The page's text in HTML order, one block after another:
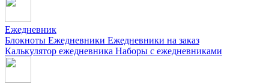
Ежедневник
Блокноты Ежедневники Ежедневники на заказ
Калькулятор ежедневника Наборы с ежедневниками